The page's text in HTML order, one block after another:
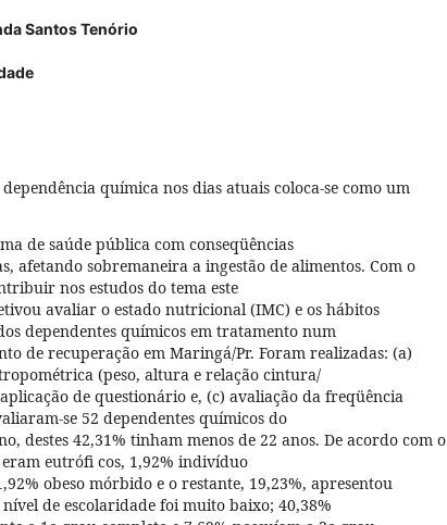
Santos Tenório
química nos dias atuais coloca-se como um
de saúde pública com conseqüências
afetando sobremaneira a ingestão de alimentos. Com o
nos estudos do tema este
avaliar o estado nutricional (IMC) e os hábitos
dependentes químicos em tratamento num
de recuperação em Maringá/Pr. Foram realizadas: (a)
(peso, altura e relação cintura/
de questionário e, (c) avaliação da freqüência
se 52 dependentes químicos do
destes 42,31% tinham menos de 22 anos. De acordo com o
eram eutrófi cos, 1,92% indivíduo
obeso mórbido e o restante, 19,23%, apresentou
nível de escolaridade foi muito baixo; 40,38%